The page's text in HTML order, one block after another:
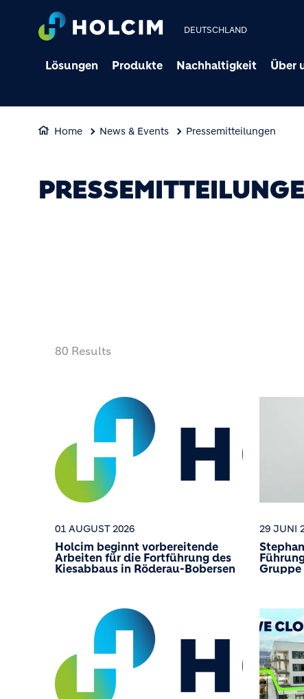
DEUTSCHLAND
Lösungen Produkte Nachhaltigkeit Über
Home News & Events Pressemitteilungen
80 Results
01 AUGUST 2026
Holcim beginnt vorbereitende
Arbeiten für die Fortführung des
Kiesabbaus in Röderau-Bobersen
29 JUNI
Gruppe